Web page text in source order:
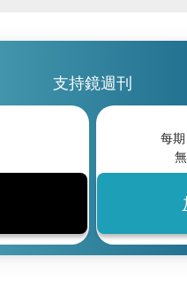
支持鏡週刊
每